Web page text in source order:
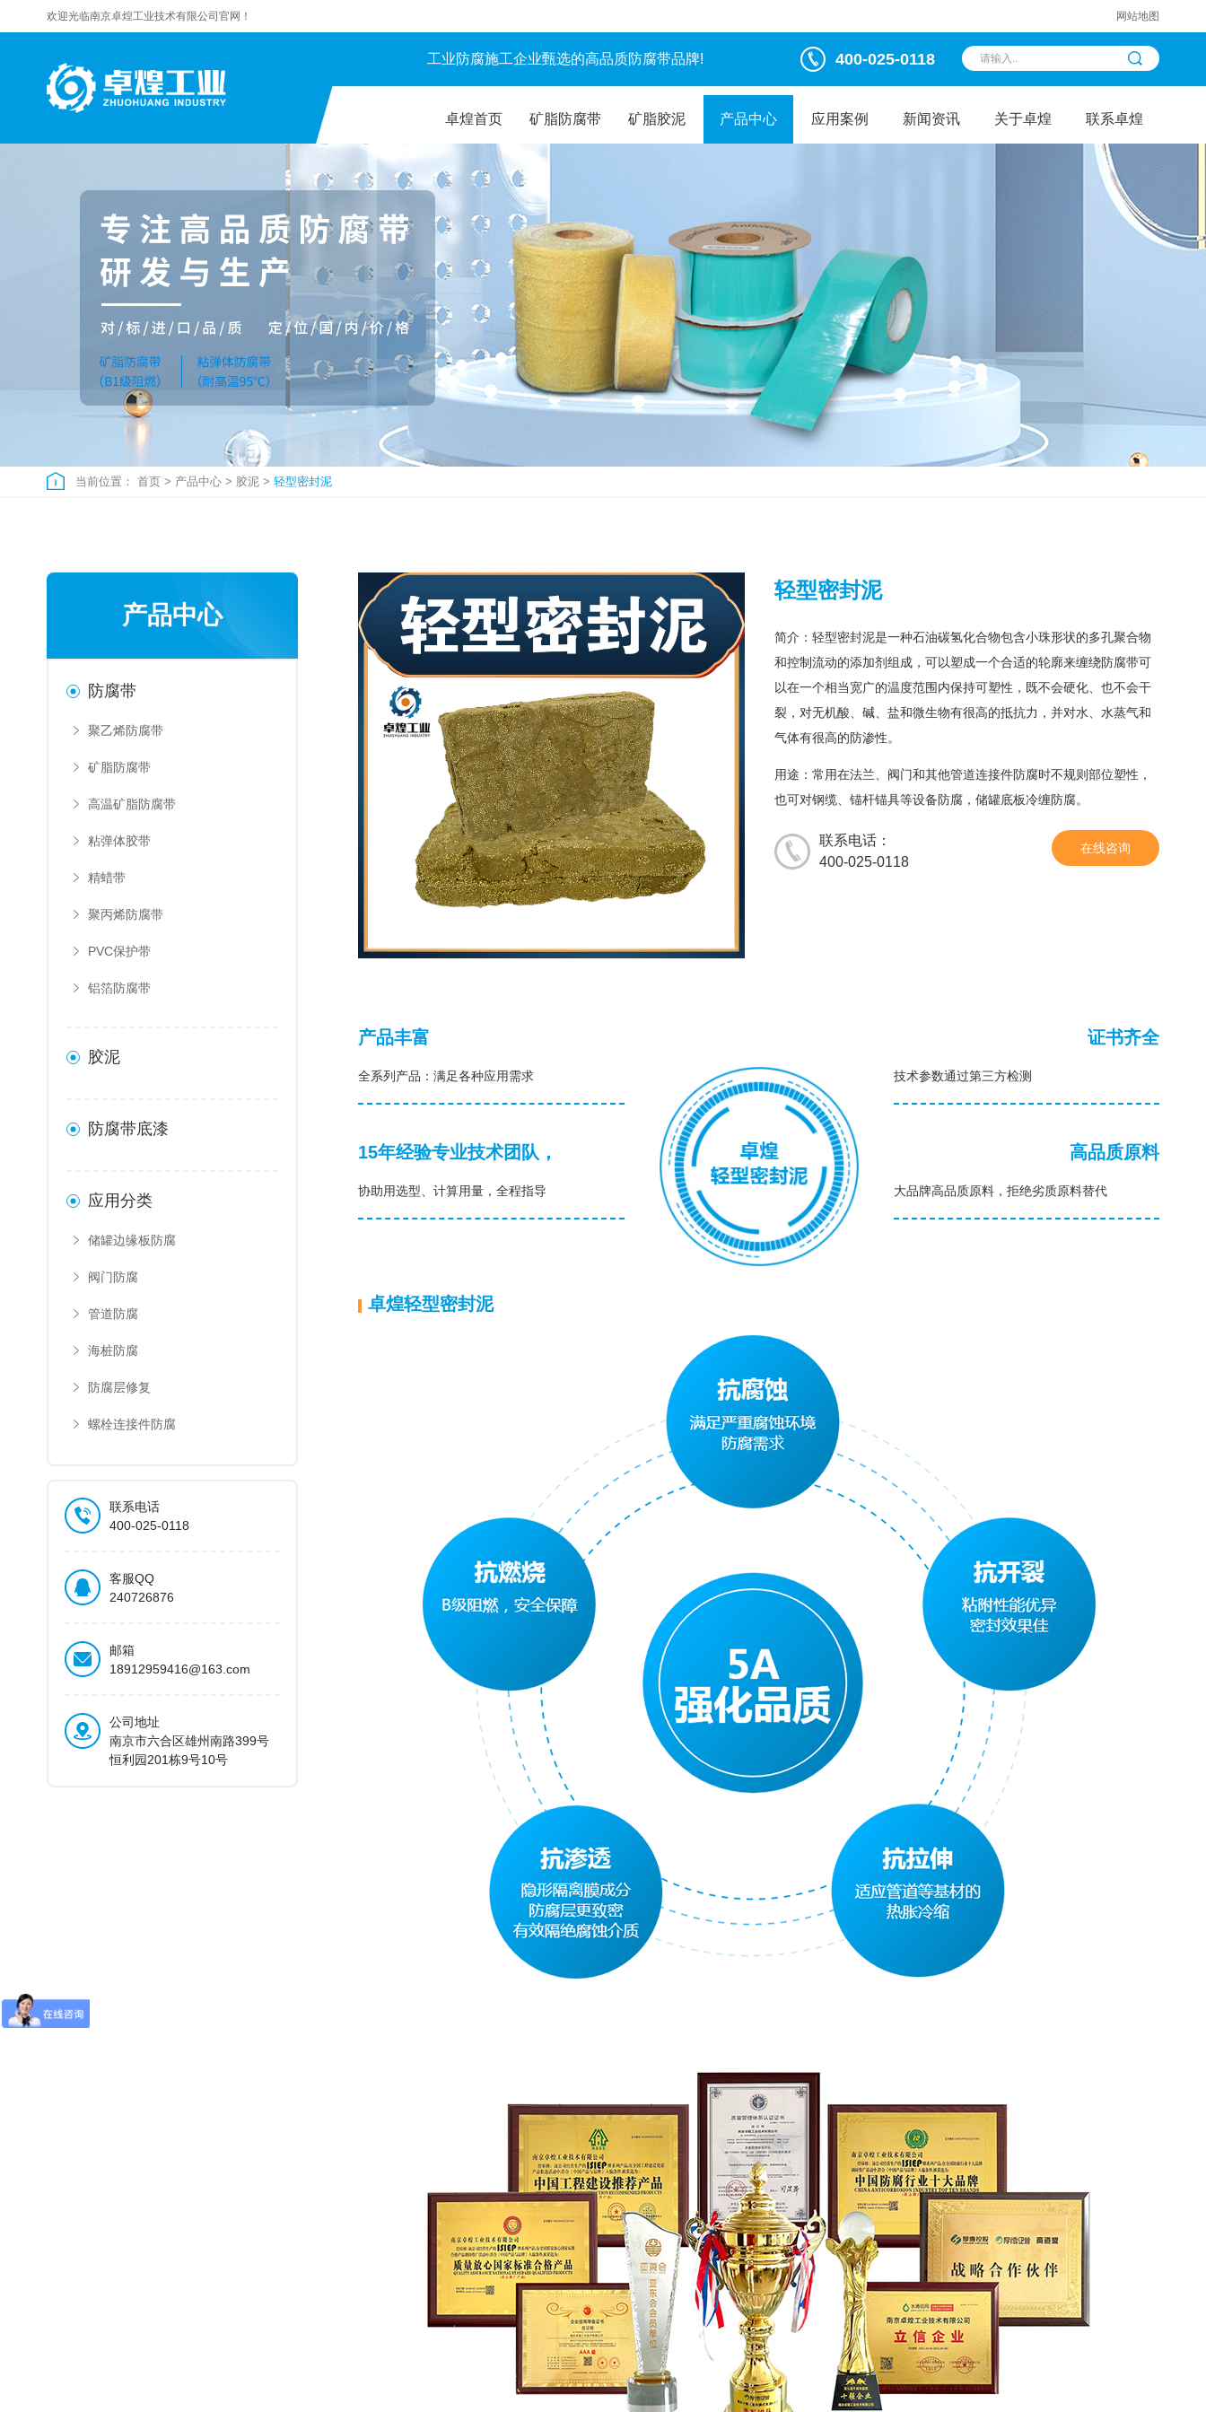
欢迎光临南京卓煌工业技术有限公司官网！ 网站地图
工业防腐施工企业甄选的高品质防腐带品牌! 400-025-0118
卓煌首页 矿脂防腐带 矿脂胶泥 产品中心 应用案例 新闻资讯 关于卓煌 联系卓煌
当前位置： 首页 > 产品中心 > 胶泥 > 轻型密封泥
产品中心
防腐带
聚乙烯防腐带
矿脂防腐带
高温矿脂防腐带
粘弹体胶带
精蜡带
聚丙烯防腐带
PVC保护带
铝箔防腐带
胶泥
防腐带底漆
应用分类
储罐边缘板防腐
阀门防腐
管道防腐
海桩防腐
防腐层修复
螺栓连接件防腐
联系电话
400-025-0118
客服QQ
240726876
邮箱
18912959416@163.com
公司地址
南京市六合区雄州南路399号
恒利园201栋9号10号
轻型密封泥
简介：轻型密封泥是一种石油碳氢化合物包含小珠形状的多孔聚合物
和控制流动的添加剂组成，可以塑成一个合适的轮廓来缠绕防腐带可
以在一个相当宽广的温度范围内保持可塑性，既不会硬化、也不会干
裂，对无机酸、碱、盐和微生物有很高的抵抗力，并对水、水蒸气和
气体有很高的防渗性。
用途：常用在法兰、阀门和其他管道连接件防腐时不规则部位塑性，
也可对钢缆、锚杆锚具等设备防腐，储罐底板冷缠防腐。
联系电话：
400-025-0118
在线咨询
产品丰富
全系列产品：满足各种应用需求
证书齐全
技术参数通过第三方检测
15年经验专业技术团队，
协助用选型、计算用量，全程指导
高品质原料
大品牌高品质原料，拒绝劣质原料替代
卓煌轻型密封泥